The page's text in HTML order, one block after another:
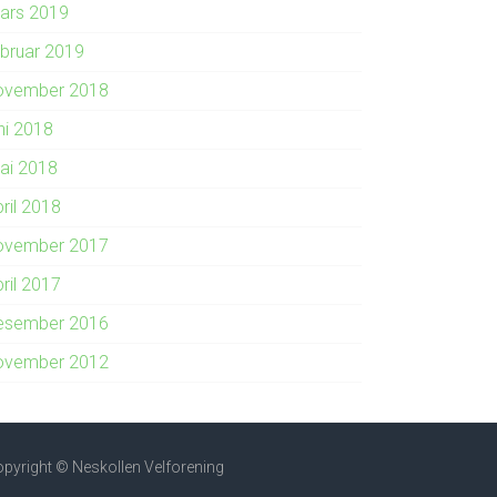
2019
2019
2018
2018
2018
2018
2017
2017
2016
2012
© Neskollen Velforening